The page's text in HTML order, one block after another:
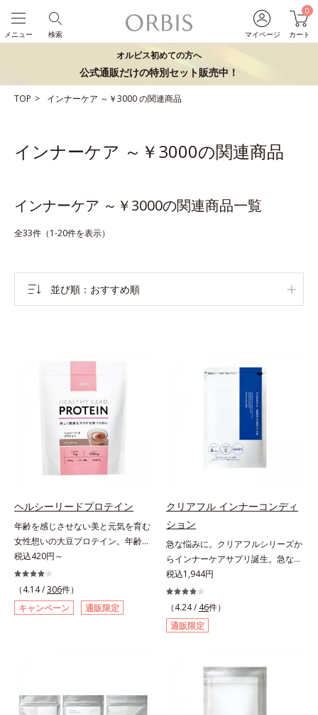
マイページ
0
カート
検索
メニュー
オルビス初めての方へ
公式通販だけの特別セット販売中！
TOP インナーケア ～￥3000の関連商品
インナーケア ～￥3000の関連商品
インナーケア ～￥3000の関連商品一覧
全33件（1-20件を表示）
並び順 おすすめ順
ヘルシーリードプロテイン
年齢を感じさせない美と元気を育む
女性想いの大豆プロテイン。年齢を
感じさせない美と元気を育む、女性
想いの大豆プロテインです。1杯で
不足しがちなたんぱく質を補えま
す。大人女性の食習慣に基づき質と
量を考え、更年世代の女性に人気の
をメインに、美を引き出すコラーゲ
税込420円～
（4.14 /306件）
キャンペーン
通販限定
クリアフル インナーコンディ
ション
急な悩みに。クリアフルシリーズか
らインナーケアサプリ誕生。急な悩
みに。ケアに行き詰まったすべての
女性に送る、「クリアフルシリー
ズ」のオールインワンサプリメント
です。ビタミンB1とB2を配合。ビ
タミンB6とビタミンCは、タイムリ
さのために、和漢植物由来成分とセ
税込1,944円
（4.24 / 46件）
通販限定